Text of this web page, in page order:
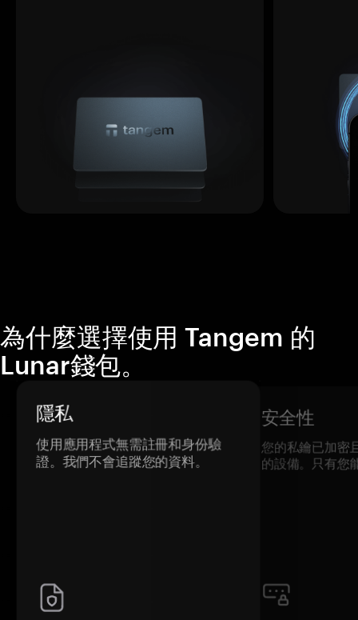
為什麼選擇使用 Tangem 的
Lunar錢包。
隱私
使用應用程式無需註冊和身份驗
證。我們不會追蹤您的資料。
安全性
您的私鑰已加密
的設備。只有您